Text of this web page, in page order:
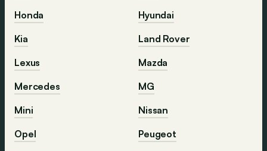
Honda
Hyundai
Kia
Land Rover
Lexus
Mazda
Mercedes
MG
Mini
Nissan
Opel
Peugeot